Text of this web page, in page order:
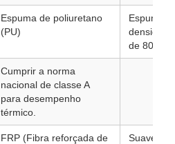
Espuma de poliuretano
(PU)
Espuma
de 80 mm
Cumprir a norma
nacional de classe A
para desempenho
térmico.
FRP (Fibra reforçada de
Suave,